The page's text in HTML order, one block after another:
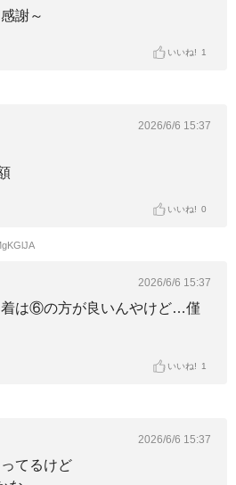
謝～
いいね! 1
2026/6/6 15:37
いいね! 0
2026/6/6 15:37
着は⑥の方が良いんやけど…僅
いいね! 1
2026/6/6 15:37
てるけど